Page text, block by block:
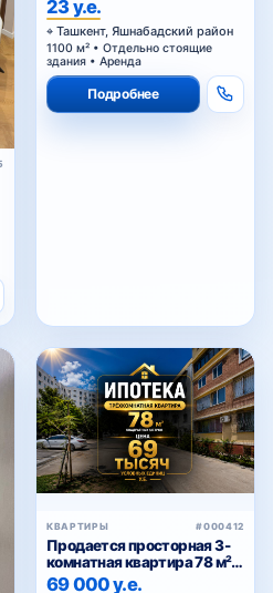
Ташкент, Яшнабадский район
1100 м² • Отдельно стоящие
здания • Аренда
Подробнее
Продается просторная 3-
комнатная квартира 78 м² в
Тузеле-2, Яшнабадский
район — возможна покупка
69 000 у.е.
Ташкент, Яшнабадский район